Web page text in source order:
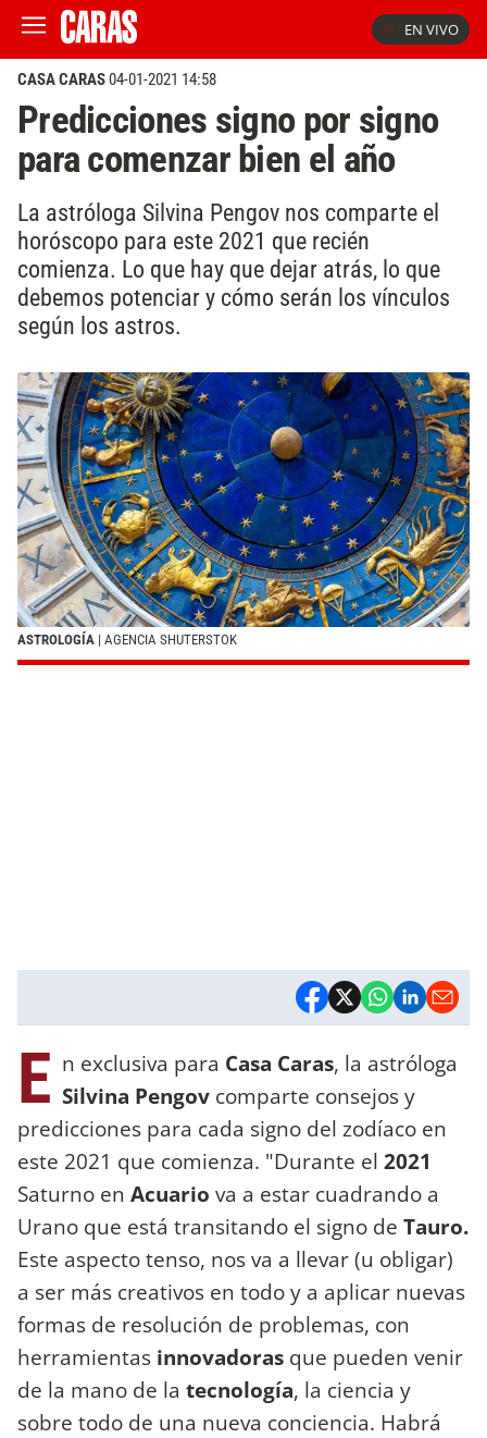
EN VIVO
CASA CARAS04-01-2021 14:58
Predicciones signo por signo
para comenzar bien el año
La astróloga Silvina Pengov nos comparte el
horóscopo para este 2021 que recién
comienza. Lo que hay que dejar atrás, lo que
debemos potenciar y cómo serán los vínculos
según los astros.
ASTROLOGÍA | AGENCIA SHUTERSTOK
E n exclusiva para Casa Caras, la astróloga
Silvina Pengov comparte consejos y
predicciones para cada signo del zodíaco en
este 2021 que comienza. "Durante el 2021
Saturno en Acuario va a estar cuadrando a
Urano que está transitando el signo de Tauro.
Este aspecto tenso, nos va a llevar (u obligar)
a ser más creativos en todo y a aplicar nuevas
formas de resolución de problemas, con
herramientas innovadoras que pueden venir
de la mano de la tecnología, la ciencia y
sobre todo de una nueva conciencia. Habrá